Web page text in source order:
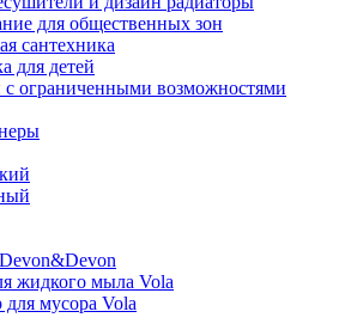
для общественных зон
сантехника
для детей
ограниченными возможностями
жидкого мыла Vola
мусора Vola